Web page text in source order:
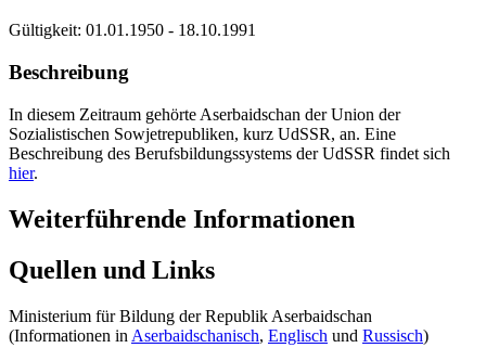
Gültigkeit: 01.01.1950 - 18.10.1991
Beschreibung
In diesem Zeitraum gehörte Aserbaidschan der Union der
Sozialistischen Sowjetrepubliken, kurz UdSSR, an. Eine
Beschreibung des Berufsbildungssystems der UdSSR findet sich
hier.
Weiterführende Informationen
Quellen und Links
Ministerium für Bildung der Republik Aserbaidschan
(Informationen in Aserbaidschanisch, Englisch und Russisch)